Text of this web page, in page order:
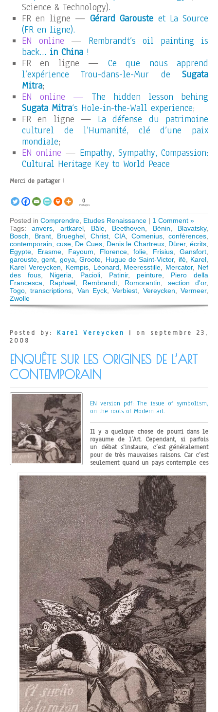
Science & Technology).
FR en ligne — Gérard Garouste et La Source
(FR en ligne).
EN online — Rembrandt’s oil painting is
back… in China !
FR en ligne — Ce que nous apprend
l’expérience Trou-dans-le-Mur de Sugata
Mitra;
EN online —
The hidden lesson behing
Sugata Mitra‘s Hole-in-the-Wall experience;
FR en ligne — La défense du patrimoine
culturel de l’Humanité, clé d’une paix
mondiale;
EN online — Empathy, Sympathy, Compassion:
Cultural Heritage Key to World Peace
Merci de partager !
0
Partages
Posted in Comprendre Etudes Renaissance | 1 Comment »
Tags:anvers artkarel, Bâle Beethoven Bénin Blavatsky,
Bosch
Brant Brueghel Christ CIA Comenius conférences
contemporain
cuse, De Cues, Denis le Chartreux, Dürer, écrits
Egypte
Erasme Fayoum Florence ,folie Frisius,Gansfort
garouste ,gent goya ,Groote Hugue de Saint-Victor, ifè, Karel
Karel Vereycken
Kempis, Léonard Meeresstille Mercator, Nef
des fous
Nigeria Pacioli Patinir, peinture
Piero della
Francesca
Raphaël Rembrandt Romorantin section d'or,
Togo ,transcriptions Van Eyck ,Verbiest Vereycken ,Vermeer,
Zwolle
Posted by: Karel Vereycken
| on septembre 23,
2008
ENQUÊTE SUR LES ORIGINES DE L’ART
CONTEMPORAIN
EN version pdf: The issue of symbolism,
on the roots of Modern art.
Il y a quelque chose de pourri dans le
royaume de l’Art. Cependant, si parfois
un débat s’instaure, c’est généralement
pour de très mauvaises raisons. Car c’est
seulement quand un pays contemple ces